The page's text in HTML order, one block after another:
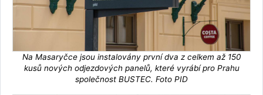
Na Masaryčce jsou instalovány první dva z celkem až 150
kusů nových odjezdových panelů, které vyrábí pro Prahu
společnost BUSTEC. Foto PID